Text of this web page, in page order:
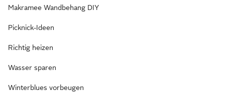
Makramee Wandbehang DIY
Picknick-Ideen
Richtig heizen
Wasser sparen
Winterblues vorbeugen